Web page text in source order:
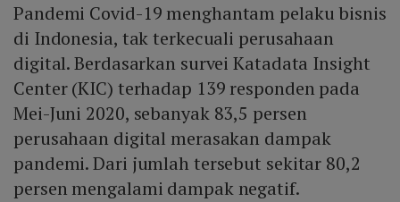
Pandemi Covid-19 menghantam pelaku bisnis
di Indonesia, tak terkecuali perusahaan
digital. Berdasarkan survei Katadata Insight
Center (KIC) terhadap 139 responden pada
Mei-Juni 2020, sebanyak 83,5 persen
perusahaan digital merasakan dampak
pandemi. Dari jumlah tersebut sekitar 80,2
persen mengalami dampak negatif.